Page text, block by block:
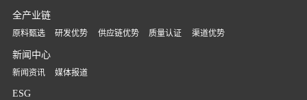
全产业链
原料甄选 研发优势 供应链优势 质量认证 渠道优势
新闻中心
新闻资讯 媒体报道
ESG